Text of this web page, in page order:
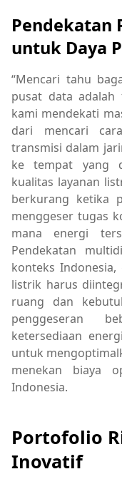
Pendekatan
untuk Daya
“Mencari tahu
pusat data adalah
kami mendekati
dari mencari
transmisi dalam
ke tempat yang
kualitas layanan
berkurang ketika
menggeser tugas
mana energi
Pendekatan
konteks
listrik harus
ruang dan
penggeseran
ketersediaan
untuk
menekan biaya
Indonesia.
Portofolio
Inovatif